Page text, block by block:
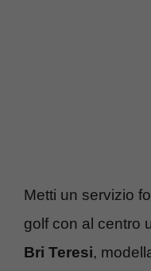
Metti un servizio
golf con al centro
Bri Teresi,